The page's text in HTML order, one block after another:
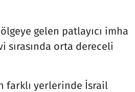
gelen patlayıcı imha
sırasında orta dereceli
farklı yerlerinde İsrail